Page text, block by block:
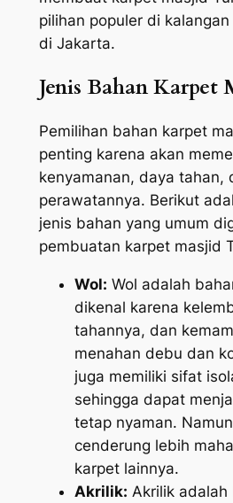
pilihan populer di
di Jakarta.
Jenis Bahan Karpet
Pemilihan bahan karpet
penting karena akan
kenyamanan, daya tahan,
perawatannya. Berikut
jenis bahan yang umum
pembuatan karpet masjid
Wol: Wol adalah
dikenal karena
tahannya, dan
menahan debu dan
juga memiliki sifat
sehingga dapat
tetap nyaman.
cenderung lebih
karpet lainnya.
Akrilik: Akrilik